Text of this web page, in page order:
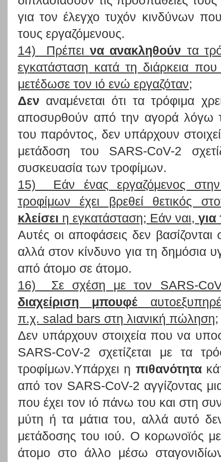
για τον έλεγχο τυχόν κινδύνων
τους εργαζόμενους.
14) Πρέπεινα ανακληθούν τα
εγκατάσταση κατά τη διάρκεια
μετέδωσε τον ιό ενώ εργαζόταν;
Δεν αναμένεται ότι τα τρόφιμα
αποσυρθούν από την αγορά λόγω
του παρόντος, δεν υπάρχουν
μετάδοση του SARS-CoV-2
συσκευασία των τροφίμων.
15) Εάν ένας εργαζόμενος στην
τροφίμων έχει βρεθεί θετικός
κλείσει η εγκατάσταση; Εάν ναι,
Αυτές οι αποφάσεις δεν
αλλά στον κίνδυνο για τη δημόσια
από άτομο σε άτομο.
16) Σε σχέση με τον SARS-
διαχείριση μπουφέ
π.χ. salad bars στη λιανική πώληση;
Δεν υπάρχουν στοιχεία που να
SARS-CoV-2 σχετίζεται με τα
τροφίμων.Υπάρχει η πιθανότητα
από τον SARS-CoV-2 αγγίζοντας
που έχει τον ιό πάνω του και στη
μύτη ή τα μάτια του, αλλά αυτό
μετάδοσης του ιού. Ο κορωνοϊός
άτομο στο άλλο μέσω